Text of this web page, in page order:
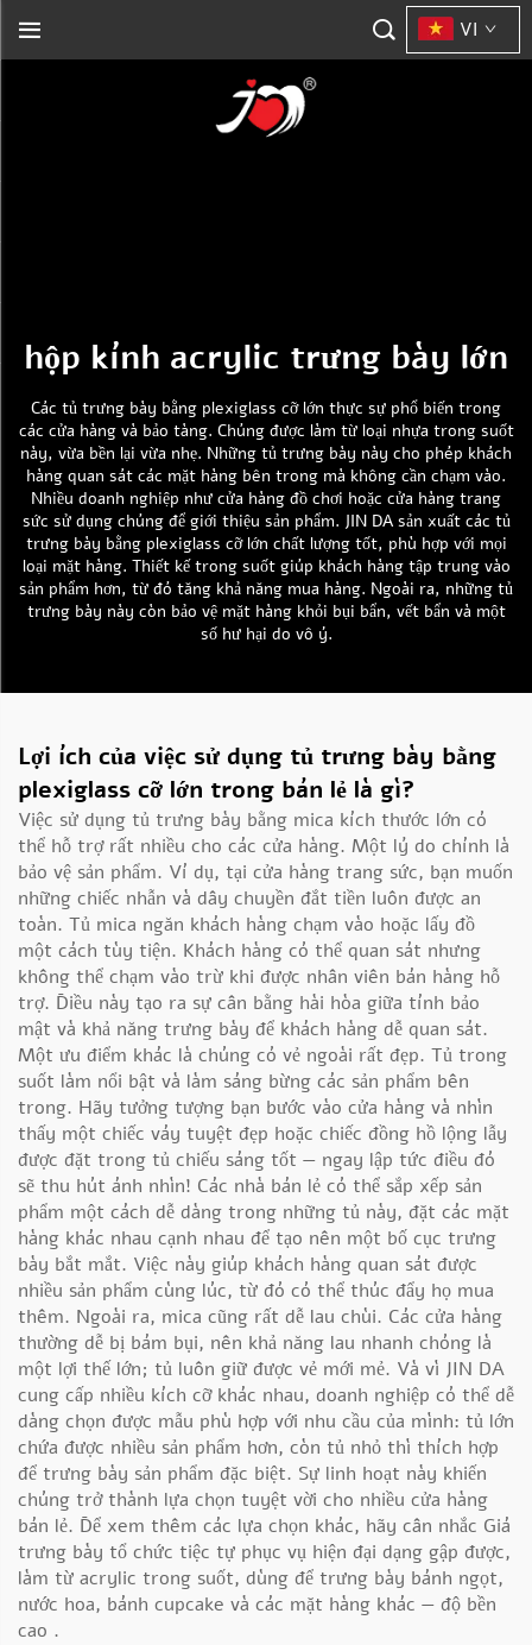
VI
hộp kính acrylic trưng bày lớn
Các tủ trưng bày bằng plexiglass cỡ lớn thực sự phổ biến trong
các cửa hàng và bảo tàng. Chúng được làm từ loại nhựa trong suốt
này, vừa bền lại vừa nhẹ. Những tủ trưng bày này cho phép khách
hàng quan sát các mặt hàng bên trong mà không cần chạm vào.
Nhiều doanh nghiệp như cửa hàng đồ chơi hoặc cửa hàng trang
sức sử dụng chúng để giới thiệu sản phẩm. JIN DA sản xuất các tủ
trưng bày bằng plexiglass cỡ lớn chất lượng tốt, phù hợp với mọi
loại mặt hàng. Thiết kế trong suốt giúp khách hàng tập trung vào
sản phẩm hơn, từ đó tăng khả năng mua hàng. Ngoài ra, những tủ
trưng bày này còn bảo vệ mặt hàng khỏi bụi bẩn, vết bẩn và một
số hư hại do vô ý.
Lợi ích của việc sử dụng tủ trưng bày bằng
plexiglass cỡ lớn trong bán lẻ là gì?
Việc sử dụng tủ trưng bày bằng mica kích thước lớn có
thể hỗ trợ rất nhiều cho các cửa hàng. Một lý do chính là
bảo vệ sản phẩm. Ví dụ, tại cửa hàng trang sức, bạn muốn
những chiếc nhẫn và dây chuyền đắt tiền luôn được an
toàn. Tủ mica ngăn khách hàng chạm vào hoặc lấy đồ
một cách tùy tiện. Khách hàng có thể quan sát nhưng
không thể chạm vào trừ khi được nhân viên bán hàng hỗ
trợ. Điều này tạo ra sự cân bằng hài hòa giữa tính bảo
mật và khả năng trưng bày để khách hàng dễ quan sát.
Một ưu điểm khác là chúng có vẻ ngoài rất đẹp. Tủ trong
suốt làm nổi bật và làm sáng bừng các sản phẩm bên
trong. Hãy tưởng tượng bạn bước vào cửa hàng và nhìn
thấy một chiếc váy tuyệt đẹp hoặc chiếc đồng hồ lộng lẫy
được đặt trong tủ chiếu sáng tốt — ngay lập tức điều đó
sẽ thu hút ánh nhìn! Các nhà bán lẻ có thể sắp xếp sản
phẩm một cách dễ dàng trong những tủ này, đặt các mặt
hàng khác nhau cạnh nhau để tạo nên một bố cục trưng
bày bắt mắt. Việc này giúp khách hàng quan sát được
nhiều sản phẩm cùng lúc, từ đó có thể thúc đẩy họ mua
thêm. Ngoài ra, mica cũng rất dễ lau chùi. Các cửa hàng
thường dễ bị bám bụi, nên khả năng lau nhanh chóng là
một lợi thế lớn; tủ luôn giữ được vẻ mới mẻ. Và vì JIN DA
cung cấp nhiều kích cỡ khác nhau, doanh nghiệp có thể dễ
dàng chọn được mẫu phù hợp với nhu cầu của mình: tủ lớn
chứa được nhiều sản phẩm hơn, còn tủ nhỏ thì thích hợp
để trưng bày sản phẩm đặc biệt. Sự linh hoạt này khiến
chúng trở thành lựa chọn tuyệt vời cho nhiều cửa hàng
bán lẻ. Để xem thêm các lựa chọn khác, hãy cân nhắc Giá
trưng bày tổ chức tiệc tự phục vụ hiện đại dạng gập được,
làm từ acrylic trong suốt, dùng để trưng bày bánh ngọt,
nước hoa, bánh cupcake và các mặt hàng khác — độ bền
cao .